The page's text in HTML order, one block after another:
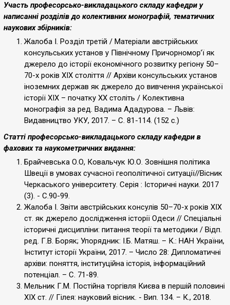
Участь професорсько-викладацького складу кафедри у
написанні розділів до колективних монографій, тематичних
наукових збірників:
Жалоба I. Розділ третій / Матеріали австрійських
консульських установ у Північному Причорномор’ї як
джерело до історії економічного розвитку регіону 50–
70-х років ХІХ століття // Архіви консульських установ
іноземних держав як джерело до вивчення української
історії XIX – початку XX століть / Колективна
монографія за ред. Вадима Ададурова. – Львів:
Видавництво УКУ, 2017. – C. 81-114. (152 c.)
Статті професорсько-викладацького складу кафедри в
фахових та наукометричних видання:
Брайчевська О.О, Ковальчук Ю.О. Зовнішня політика
Швеції в умовах сучасної геополітичної ситуації//Вісник
Черкаського університету. Серія : Історичні науки. 2017
(3). - С.90-99.
Жалоба І. Звіти австрійських консулів 50–70-х років ХІХ
ст. як джерело дослідження історії Одеси // Спеціальні
історичні дисципліни: питання теорії та методики / Відп.
ред. Г.В. Боряк; Упорядник: І.Б. Матяш. – К.: НАН України,
Інститут історії України, 2017. – Число 28: Дипломатичні
архіви: поняття, інституційна історія, інформаційний
потенціал. – С. 71-89.
Мельник Г.М. Постійна торгівля Києва в першій половині
ХІХ ст. // Гілея: науковий вісник. - Вип. 134. – К., 2018.